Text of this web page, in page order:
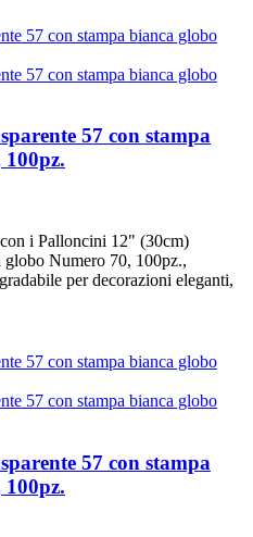
57 con stampa
i Palloncini 12" (30cm)
globo Numero 70, 100pz.,
per decorazioni eleganti,
57 con stampa